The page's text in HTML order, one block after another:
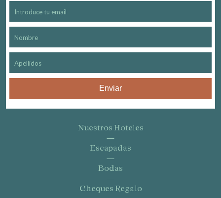
Enviar
Nuestros Hoteles
Escapadas
Bodas
Cheques Regalo